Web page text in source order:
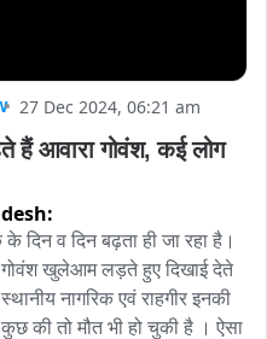
27 Dec 2024, 06:21 am
आवारा गोवंश, कई लोग
दिन व दिन बढ़ता ही जा रहा है।
गोवंश खुलेआम लड़ते हुए दिखाई देते
नागरिक एवं राहगीर इनकी
की तो मौत भी हो चुकी है । ऐसा